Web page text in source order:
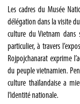
Les cadres du Musée
délégation dans la visite
culture du Vietnam dans
particulier, à travers
Rojpojchanarat exprime
du peuple vietnamien.
culture thaïlandaise a
l’identité nationale.